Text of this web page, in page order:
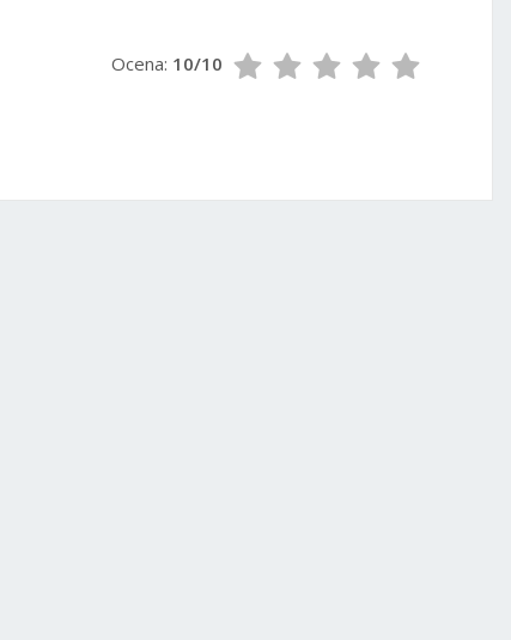
Ocena: 10/10